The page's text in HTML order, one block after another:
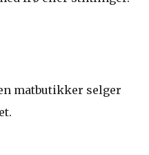
matbutikker selger